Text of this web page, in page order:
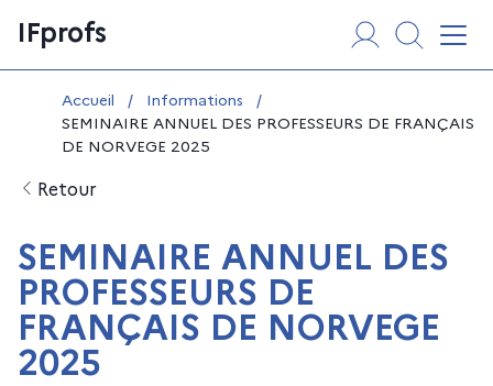
au
contenu
IFprofs
Vous êtes ici :
Accueil / Informations
/
SEMINAIRE ANNUEL DES PROFESSEURS DE FRANÇAIS
DE NORVEGE 2025
Retour
SEMINAIRE ANNUEL DES
PROFESSEURS DE
FRANÇAIS DE NORVEGE
2025